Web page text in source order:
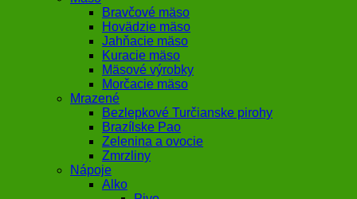
Bravčové mäso
Hovädzie mäso
Jahňacie mäso
Kuracie mäso
Mäsové výrobky
Morčacie mäso
Mrazené
Bezlepkové Turčianske pirohy
Brazílske Pao
Zelenina a ovocie
Zmrzliny
Nápoje
Alko